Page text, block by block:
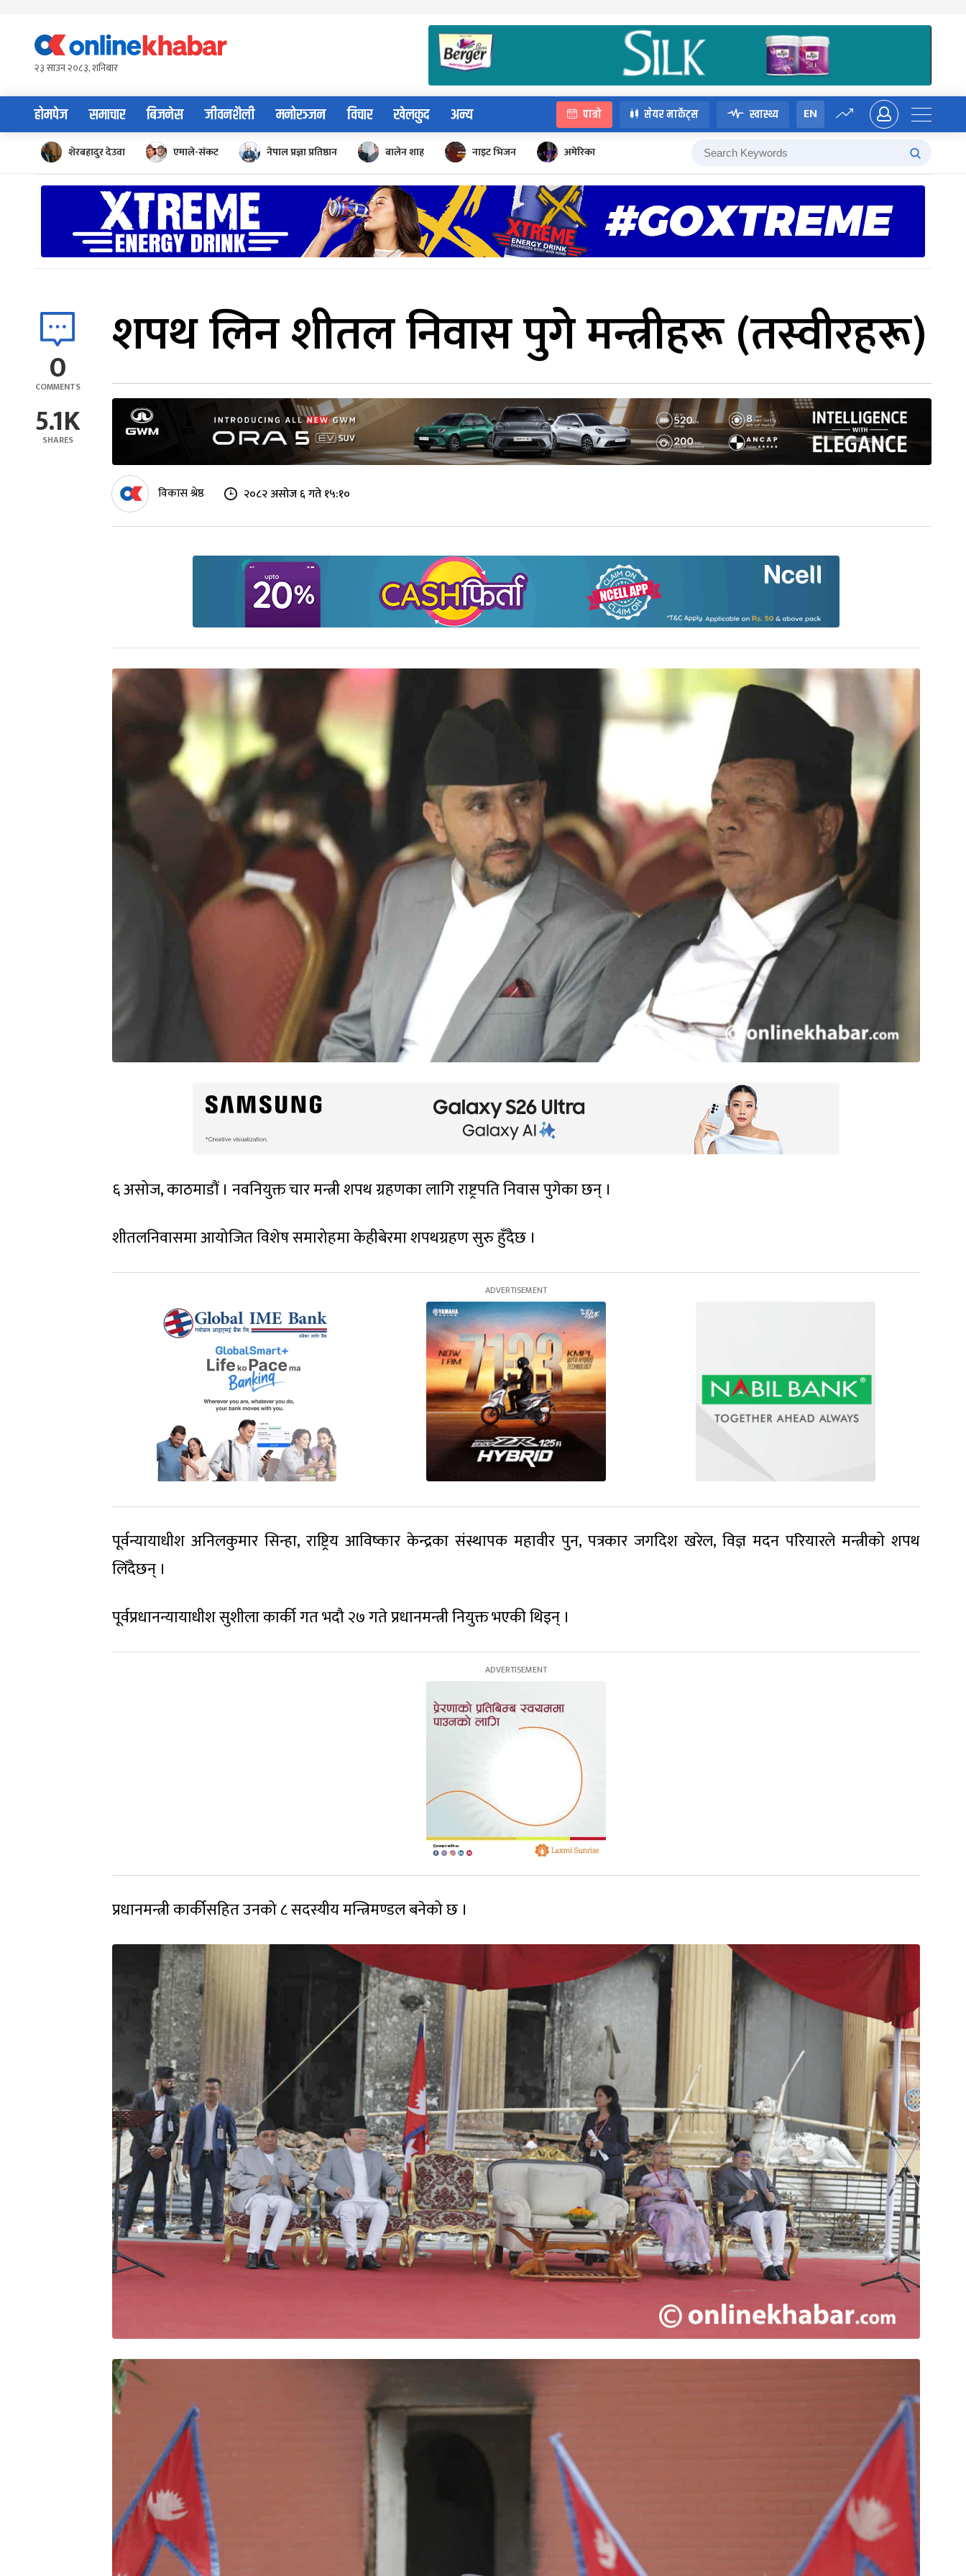
content२३ साउन २०८३, शनिबार
होमपेज समाचार बिजनेस जीवनशैली मनोरञ्जन विचार खेलकुद अन्य पात्रो सेयर मार्केट्स स्वास्थ्य EN
शेरबहादुर देउवा एमाले-संकट नेपाल प्रज्ञा प्रतिष्ठान बालेन शाह नाइट भिजन अमेरिका
0
COMMENTS
5.1K
SHARES
शपथ लिन शीतल निवास पुगे मन्त्रीहरू (तस्वीरहरू)
विकास श्रेष्ठ २०८२ असोज ६ गते १५:१०
६ असोज, काठमाडौं । नवनियुक्त चार मन्त्री शपथ ग्रहणका लागि राष्ट्रपति निवास पुगेका छन् ।
शीतलनिवासमा आयोजित विशेष समारोहमा केहीबेरमा शपथग्रहण सुरु हुँदैछ ।
पूर्वन्यायाधीश अनिलकुमार सिन्हा, राष्ट्रिय आविष्कार केन्द्रका संस्थापक महावीर पुन, पत्रकार जगदिश खरेल, विज्ञ मदन परियारले मन्त्रीको शपथ
लिँदैछन् ।
पूर्वप्रधानन्यायाधीश सुशीला कार्की गत भदौ २७ गते प्रधानमन्त्री नियुक्त भएकी थिइन् ।
प्रधानमन्त्री कार्कीसहित उनको ८ सदस्यीय मन्त्रिमण्डल बनेको छ ।